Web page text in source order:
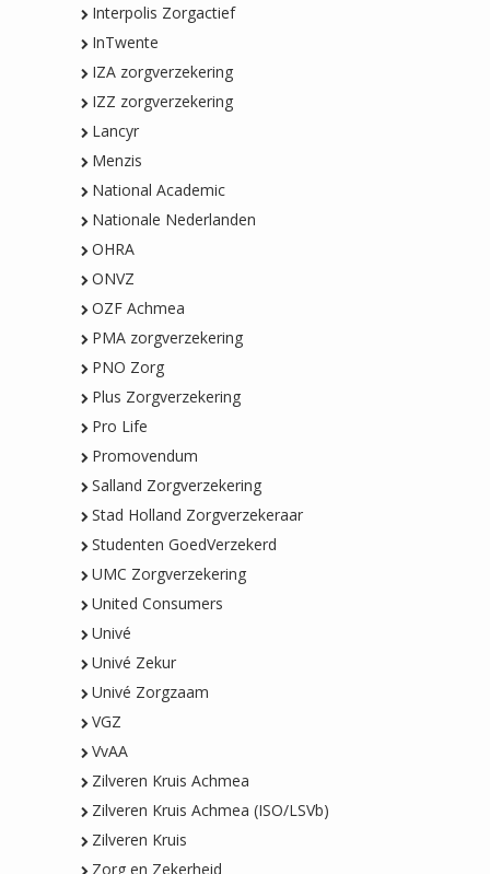
Interpolis Zorgactief
InTwente
IZA zorgverzekering
IZZ zorgverzekering
Lancyr
Menzis
National Academic
Nationale Nederlanden
OHRA
ONVZ
OZF Achmea
PMA zorgverzekering
PNO Zorg
Plus Zorgverzekering
Pro Life
Promovendum
Salland Zorgverzekering
Stad Holland Zorgverzekeraar
Studenten GoedVerzekerd
UMC Zorgverzekering
United Consumers
Univé
Univé Zekur
Univé Zorgzaam
VGZ
VvAA
Zilveren Kruis Achmea
Zilveren Kruis Achmea (ISO/LSVb)
Zilveren Kruis
Zorg en Zekerheid